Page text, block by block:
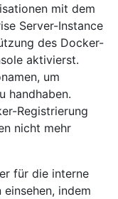
mit dem
Server-Instance
des Docker-
aktivierst.
um
handhaben.
Registrierung
nicht mehr
für die interne
indem